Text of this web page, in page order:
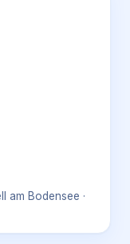
am Bodensee ·